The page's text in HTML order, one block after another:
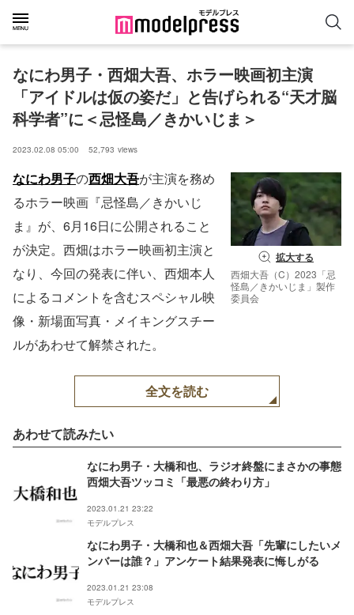
なにわ男子・西畑大吾、ホラー映画初主演
「アイドルは仮の姿だ」と告げられる“天才脳
科学者”に＜忌怪島／きかいじま＞
2023.02.08 05:00 52,793 views
拡大する
西畑大吾（C）2023「忌
怪島／きかいじま」製作
委員会
なにわ男子の西畑大吾が主演を務め
るホラー映画『忌怪島／きかいじ
ま』が、6月16日に公開されること
が決定。西畑はホラー映画初主演と
なり、今回の発表に伴い、西畑本人
によるコメントを含むスペシャル映
像・新場面写真・メイキングスチー
ルがあわせて解禁された。
全文を読む
あわせて読みたい
なにわ男子・大橋和也、ラジオ終盤にまさかの事態
西畑大吾ツッコミ「最悪の終わり方」
2023.01.21 23:22
モデルプレス
なにわ男子・大橋和也＆西畑大吾「先輩にしたいメ
ンバーは誰？」アンケート結果発表に悔しがる
2023.01.21 23:08
モデルプレス